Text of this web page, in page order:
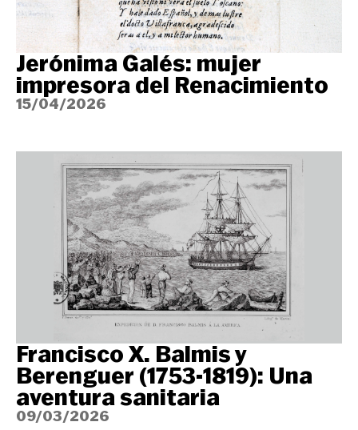
Jerónima Galés: mujer
impresora del Renacimiento
15/04/2026
Francisco X. Balmis y
Berenguer (1753-1819): Una
aventura sanitaria
09/03/2026